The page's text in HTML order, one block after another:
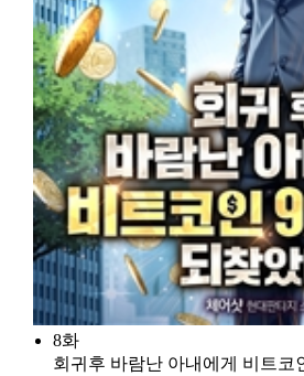
8화
회귀후 바람난 아내에게 비트코